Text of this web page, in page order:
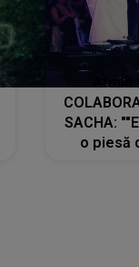
SACHA:
o piesă